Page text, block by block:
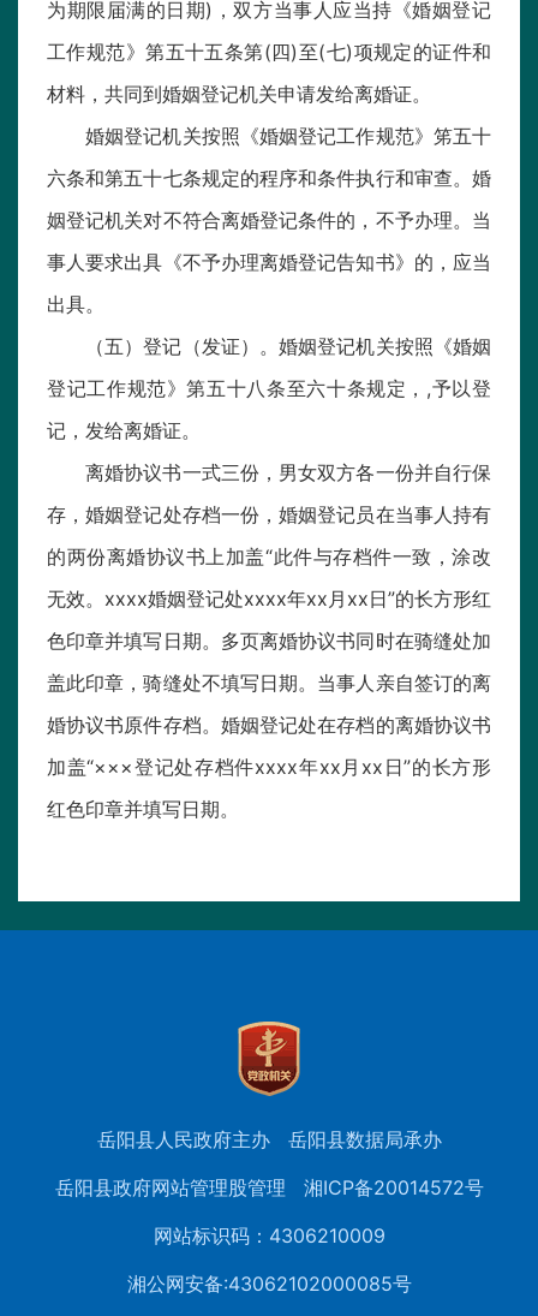
为期限届满的日期)，双方当事人应当持《婚姻登记
工作规范》第五十五条第(四)至(七)项规定的证件和
材料，共同到婚姻登记机关申请发给离婚证。
婚姻登记机关按照《婚姻登记工作规范》笫五十
六条和第五十七条规定的程序和条件执行和审查。婚
姻登记机关对不符合离婚登记条件的，不予办理。当
事人要求出具《不予办理离婚登记告知书》的，应当
出具。
（五）登记（发证）。婚姻登记机关按照《婚姻
登记工作规范》第五十八条至六十条规定，,予以登
记，发给离婚证。
离婚协议书一式三份，男女双方各一份并自行保
存，婚姻登记处存档一份，婚姻登记员在当事人持有
的两份离婚协议书上加盖“此件与存档件一致，涂改
无效。xxxx婚姻登记处xxxx年xx月xx日”的长方形红
色印章并填写日期。多页离婚协议书同时在骑缝处加
盖此印章，骑缝处不填写日期。当事人亲自签订的离
婚协议书原件存档。婚姻登记处在存档的离婚协议书
加盖“×××登记处存档件xxxx年xx月xx日”的长方形
红色印章并填写日期。
岳阳县人民政府主办
岳阳县数据局承办
岳阳县政府网站管理股管理
湘ICP备20014572号
网站标识码：4306210009
湘公网安备:43062102000085号